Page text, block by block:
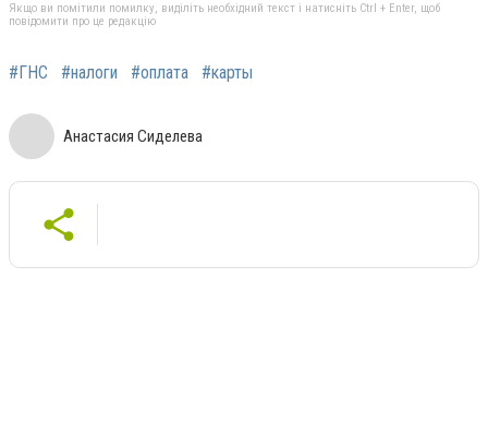
Якщо ви помітили помилку, виділіть необхідний текст і натисніть Ctrl + Enter, щоб
повідомити про це редакцію
#ГНС #налоги #оплата #карты
Анастасия Сиделева